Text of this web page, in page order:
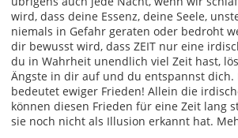
wird, dass deine Essenz, deine Seele,
niemals in Gefahr geraten oder bedroht
dir bewusst wird, dass ZEIT nur eine
du in Wahrheit unendlich viel Zeit hast,
Ängste in dir auf und du entspannst dich.
bedeutet ewiger Frieden! Allein die
können diesen Frieden für eine Zeit lang
sie noch nicht als Illusion erkannt hat.